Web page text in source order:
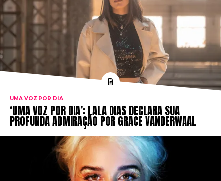
UMA VOZ POR DIA
‘UMA VOZ POR DIA’: LALA DIAS DECLARA SUA
PROFUNDA ADMIRAÇÃO POR GRACE VANDERWAAL